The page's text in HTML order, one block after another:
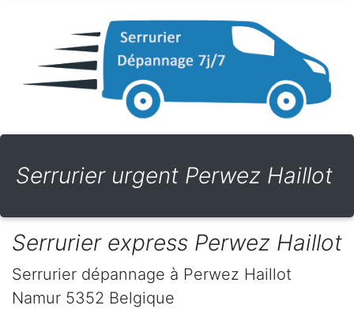
Serrurier urgent Perwez Haillot
Serrurier express Perwez Haillot
Serrurier dépannage à Perwez Haillot
Namur 5352 Belgique